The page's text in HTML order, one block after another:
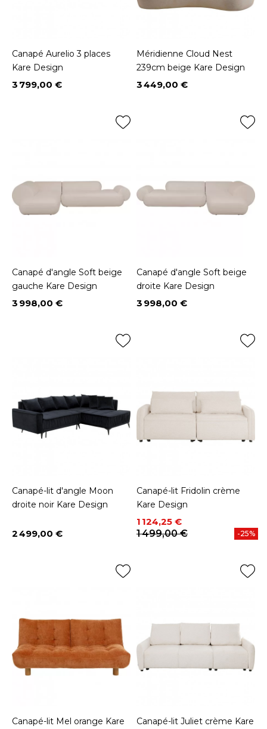
Canapé Aurelio 3 places
Kare Design
Prix
3 799,00 €
Méridienne Cloud Nest
239cm beige Kare Design
Prix
3 449,00 €
Canapé d'angle Soft beige
gauche Kare Design
Prix
3 998,00 €
Canapé d'angle Soft beige
droite Kare Design
Prix
3 998,00 €
Canapé-lit d'angle Moon
droite noir Kare Design
Prix
2 499,00 €
Canapé-lit Fridolin crème
Kare Design
Prix
1 124,25 €
Prix de base
1 499,00 €
-25%
Canapé-lit Mel orange Kare Canapé-lit Juliet crème Kare